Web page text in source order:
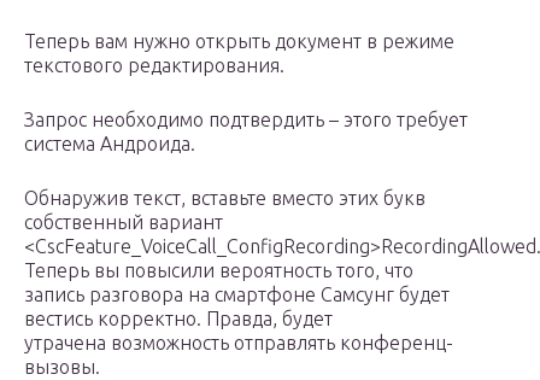
Теперь вам нужно открыть документ в режиме
текстового редактирования.
Запрос необходимо подтвердить – этого требует
система Андроида.
Обнаружив текст, вставьте вместо этих букв
собственный вариант
<CscFeature_VoiceCall_ConfigRecording>RecordingAllowed.
Теперь вы повысили вероятность того, что
запись разговора на смартфоне Самсунг будет
вестись корректно. Правда, будет
утрачена возможность отправлять конференц-
вызовы.